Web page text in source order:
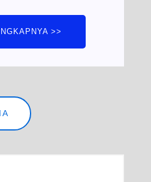
>>